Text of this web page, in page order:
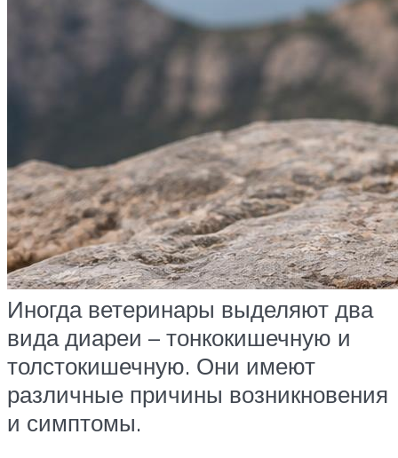
Иногда ветеринары выделяют два
вида диареи – тонкокишечную и
толстокишечную. Они имеют
различные причины возникновения
и симптомы.